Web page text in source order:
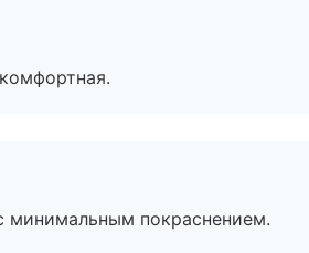
минимальным покраснением.